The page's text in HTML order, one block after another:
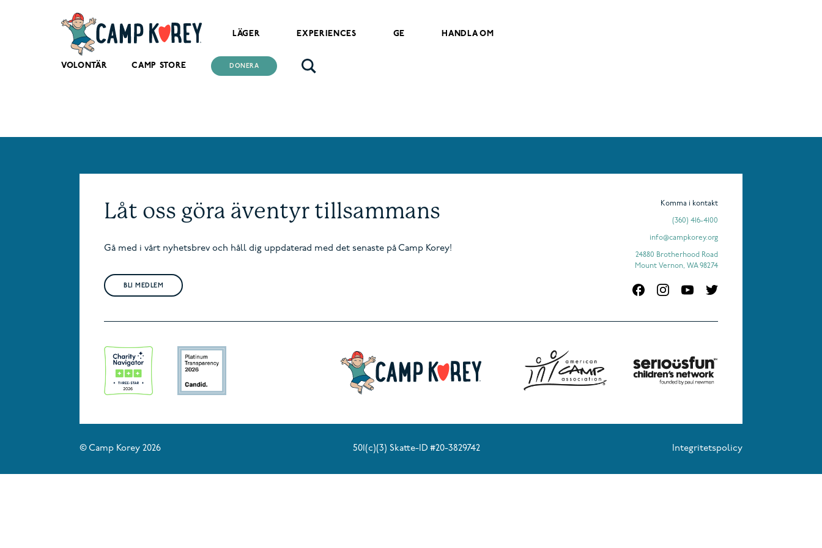
LÄGER EXPERIENCES GE HANDLA OM
VOLONTÄR CAMP STORE DONERA
Låt oss göra äventyr tillsammans
Gå med i vårt nyhetsbrev och håll dig uppdaterad med det senaste på Camp Korey!
BLI MEDLEM
Komma i kontakt
(360) 416-4100
info@campkorey.org
24880 Brotherhood Road
Mount Vernon, WA 98274
© Camp Korey 2026 501(c)(3) Skatte-ID #20-3829742 Integritetspolicy